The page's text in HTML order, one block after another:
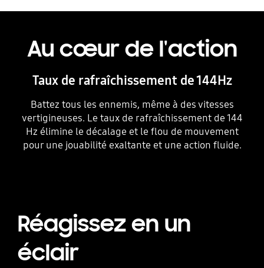
Au cœur de l'action
Taux de rafraîchissement de 144Hz
Battez tous les ennemis, même à des vitesses
vertigineuses. Le taux de rafraîchissement de 144
Hz élimine le décalage et le flou de mouvement
pour une jouabilité exaltante et une action fluide.
Réagissez en un
éclair